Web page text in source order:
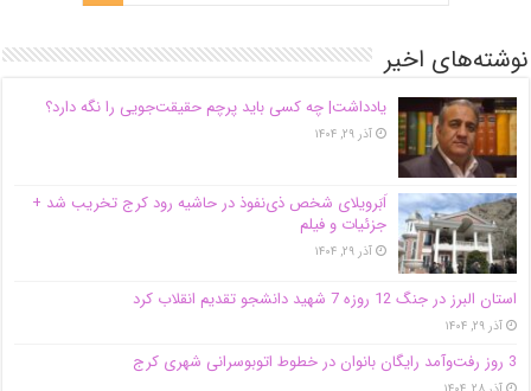
نوشته‌های اخیر
یادداشت| ‌چه کسی باید پرچم حقیقت‌جویی را نگه دارد؟
آذر ۲۹, ۱۴۰۴
اَبَر‌ویلای شخص ذی‌نفوذ در حاشیه‌ رود کرج تخریب شد +
جزئیات و فیلم
آذر ۲۹, ۱۴۰۴
استان البرز در جنگ 12 روزه 7 شهید دانشجو تقدیم انقلاب کرد
آذر ۲۹, ۱۴۰۴
3 روز رفت‌وآمد رایگان بانوان در خطوط اتوبوسرانی شهری کرج